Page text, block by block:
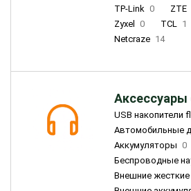
TP-Link 0 ZTE
Zyxel
0 TCL 1
Netcraze 14
Аксессуары
USB накопители
Автомобильные
Аккумуляторы 0
Беспроводные
Внешние жесткие